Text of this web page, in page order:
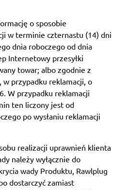
o sposobie
w terminie czternastu (14) dni
dnia roboczego od dnia
Internetowy przesyłki
towar; albo zgodnie z
przypadku reklamacji, o
W przypadku reklamacji
ten liczony jest od
po wysłaniu reklamacji
realizacji uprawnień klienta
należy wyłącznie do
wady Produktu, Rawlplug
dostarczyć zamiast